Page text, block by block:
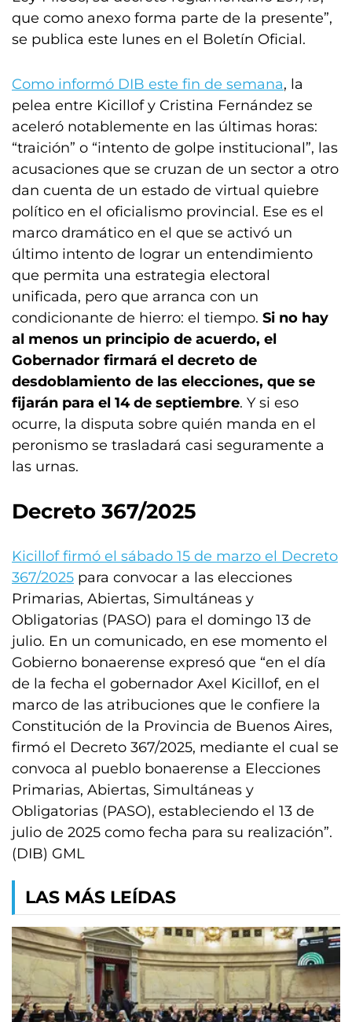
que como anexo forma parte de la presente”,
se publica este lunes en el Boletín Oficial.
Como informó DIB este fin de semana, la
pelea entre Kicillof y Cristina Fernández se
aceleró notablemente en las últimas horas:
“traición” o “intento de golpe institucional”, las
acusaciones que se cruzan de un sector a otro
dan cuenta de un estado de virtual quiebre
político en el oficialismo provincial. Ese es el
marco dramático en el que se activó un
último intento de lograr un entendimiento
que permita una estrategia electoral
unificada, pero que arranca con un
condicionante de hierro: el tiempo. Si no hay
al menos un principio de acuerdo, el
Gobernador firmará el decreto de
desdoblamiento de las elecciones, que se
fijarán para el 14 de septiembre. Y si eso
ocurre, la disputa sobre quién manda en el
peronismo se trasladará casi seguramente a
las urnas.
Decreto 367/2025
Kicillof firmó el sábado 15 de marzo el Decreto
367/2025 para convocar a las elecciones
Primarias, Abiertas, Simultáneas y
Obligatorias (PASO) para el domingo 13 de
julio. En un comunicado, en ese momento el
Gobierno bonaerense expresó que “en el día
de la fecha el gobernador Axel Kicillof, en el
marco de las atribuciones que le confiere la
Constitución de la Provincia de Buenos Aires,
firmó el Decreto 367/2025, mediante el cual se
convoca al pueblo bonaerense a Elecciones
Primarias, Abiertas, Simultáneas y
Obligatorias (PASO), estableciendo el 13 de
julio de 2025 como fecha para su realización”.
(DIB) GML
LAS MÁS LEÍDAS